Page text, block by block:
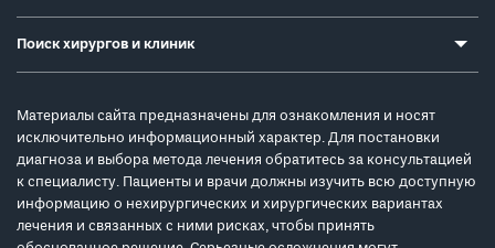
Поиск хирургов и клиник
Материалы сайта предназначены для ознакомления и носят
исключительно информационный характер. Для постановки
диагноза и выбора метода лечения обратитесь за консультацией
к специалисту. Пациенты и врачи должны изучить всю доступную
информацию о нехирургических и хирургических вариантах
лечения и связанных с ними рисках, чтобы принять